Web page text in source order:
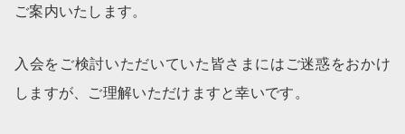
ご案内いたします。
入会をご検討いただいていた皆さまにはご迷惑をおかけ
しますが、ご理解いただけますと幸いです。